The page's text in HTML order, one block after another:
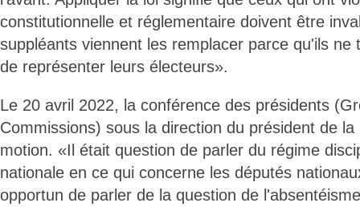
constitutionnelle et réglementaire doivent être
suppléants viennent les remplacer parce qu'ils ne
de représenter leurs électeurs».
Le 20 avril 2022, la conférence des présidents
Commissions) sous la direction du président de
motion. «Il était question de parler du régime
nationale en ce qui concerne les députés
opportun de parler de la question de